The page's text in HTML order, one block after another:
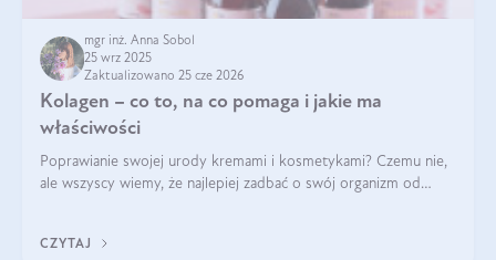
mgr inż. Anna Sobol
25 wrz 2025
Zaktualizowano 25 cze 2026
Kolagen – co to, na co pomaga i jakie ma
właściwości
Poprawianie swojej urody kremami i kosmetykami? Czemu nie,
ale wszyscy wiemy, że najlepiej zadbać o swój organizm od
wysokiej jakości suplem
CZYTAJ